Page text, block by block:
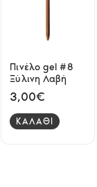
Πινέλο gel #8
Ξύλινη Λαβή
3,00€
ΚΑΛΑΘΙ